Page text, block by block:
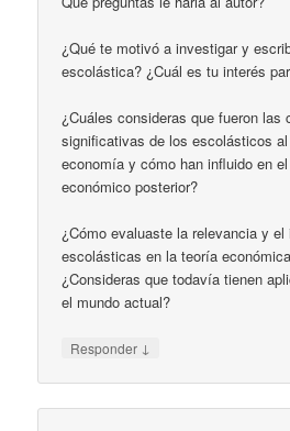
¿Qué te motivó a investigar y
escolástica? ¿Cuál es tu interés
¿Cuáles consideras que fueron las
significativas de los escolásticos
economía y cómo han influido en
económico posterior?
¿Cómo evaluaste la relevancia y
escolásticas en la teoría
¿Consideras que todavía tienen
el mundo actual?
Responder ↓